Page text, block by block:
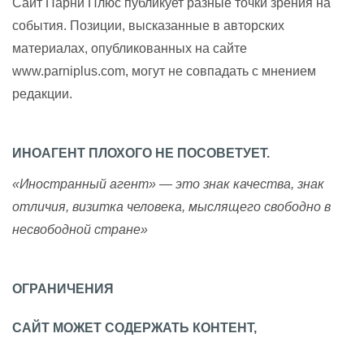
Сайт Парни Плюс публикует разные точки зрения на
события. Позиции, высказанные в авторских
материалах, опубликованных на сайте
www.parniplus.com, могут не совпадать с мнением
редакции.
ИНОАГЕНТ ПЛОХОГО НЕ ПОСОВЕТУЕТ.
«Иностранный агент» — это знак качества, знак
отличия, визитка человека, мыслящего свободно в
несвободной стране»
ОГРАНИЧЕНИЯ
САЙТ МОЖЕТ СОДЕРЖАТЬ КОНТЕНТ,